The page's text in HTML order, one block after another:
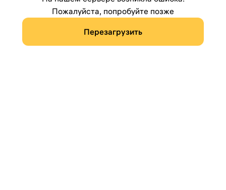
Пожалуйста, попробуйте позже
Перезагрузить